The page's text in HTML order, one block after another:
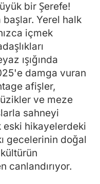
bir Şerefe!
Yerel halk
içmek
ışığında
damga vuran
afişler,
ve meze
sahneyi
eski hikayelerdeki
gecelerinin doğal
canlandırıyor.